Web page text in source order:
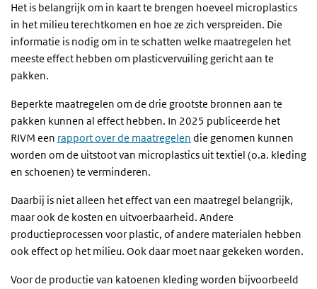
Het is belangrijk om in kaart te brengen hoeveel microplastics
in het milieu terechtkomen en hoe ze zich verspreiden. Die
informatie is nodig om in te schatten welke maatregelen het
meeste effect hebben om plasticvervuiling gericht aan te
pakken.
Beperkte maatregelen om de drie grootste bronnen aan te
pakken kunnen al effect hebben. In 2025 publiceerde het
RIVM een rapport over de maatregelen die genomen kunnen
worden om de uitstoot van microplastics uit textiel (o.a. kleding
en schoenen) te verminderen.
Daarbij is niet alleen het effect van een maatregel belangrijk,
maar ook de kosten en uitvoerbaarheid. Andere
productieprocessen voor plastic, of andere materialen hebben
ook effect op het milieu. Ook daar moet naar gekeken worden.
Voor de productie van katoenen kleding worden bijvoorbeeld